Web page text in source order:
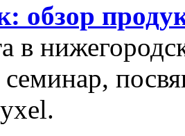
обзор
в
семинар,